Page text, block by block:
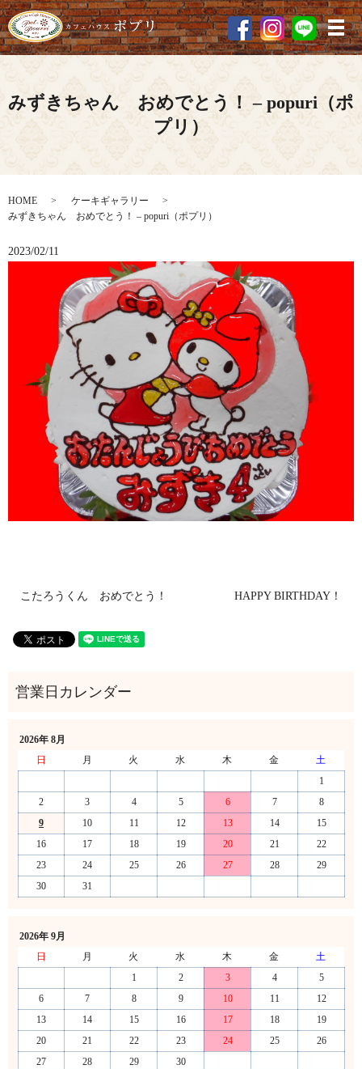
メ
みずきちゃん おめでとう！ – popuri（ポ
プリ）
HOME
ケーキギャラリー
みずきちゃん おめでとう！ – popuri（ポプリ）
2023/02/11
こたろうくん おめでとう！ HAPPY BIRTHDAY！
2026年 8月
日
月 火 水 木 金
土
1
2
3 4 5 6 7
8
9
10 11 12 13 14
15
16
17 18 19 20 21
22
23
24 25 26 27 28
29
30
31
2026年 9月
日
月 火 水 木 金
土
1
2 3 4
5
6
7 8 9 10 11
12
13
14 15 16 17 18
19
20
21 22 23 24 25
26
27
28 29 30